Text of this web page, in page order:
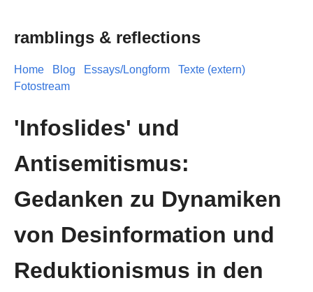
ramblings & reflections
Home Blog Essays/Longform
Texte (extern)
Fotostream
'Infoslides' und
Antisemitismus:
Gedanken zu Dynamiken
von Desinformation und
Reduktionismus in den